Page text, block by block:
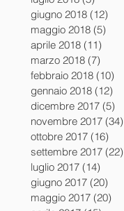
giugno 2018 (12)
maggio 2018 (5)
aprile 2018 (11)
marzo 2018 (7)
febbraio 2018 (10)
gennaio 2018 (12)
dicembre 2017 (5)
novembre 2017 (34)
ottobre 2017 (16)
settembre 2017 (22)
luglio 2017 (14)
giugno 2017 (20)
maggio 2017 (20)